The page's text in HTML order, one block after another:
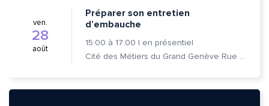
ven.
28
août
Préparer son entretien
d’embauche
15:00 à 17:00 | en présentiel
Cité des Métiers du Grand Genève Rue Prévost-Martin 6 1205 Genève
Envoyer
Envoyer